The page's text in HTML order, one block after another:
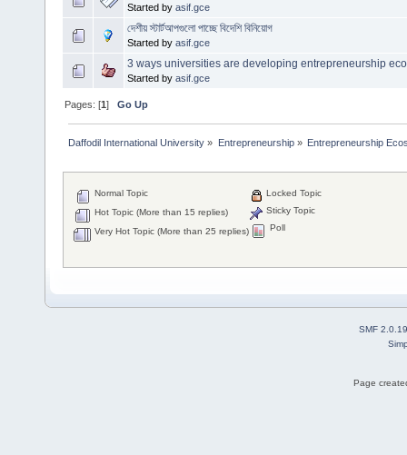
Started by asif.gce
দেশীয় স্টার্টআপগুলো পাচ্ছে বিদেশি বিনিয়োগ
Started by asif.gce
3 ways universities are developing entrepreneurship
Started by asif.gce
Pages: [1]Go Up
Daffodil International University » Entrepreneurship» Entrepreneurship
Normal Topic
Hot Topic (More than 15 replies)
Very Hot Topic (More than 25 replies)
Locked Topic
Sticky Topic
Poll
SMF 2.0.19
Page